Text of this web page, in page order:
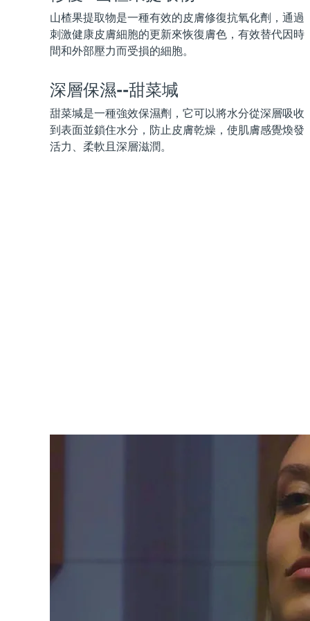
山楂果提取物是一種有效的皮膚修復抗氧化劑，通過
刺激健康皮膚細胞的更新來恢復膚色，有效替代因時
間和外部壓力而受損的細胞。
深層保濕--甜菜堿
甜菜堿是一種強效保濕劑，它可以將水分從深層吸收
到表面並鎖住水分，防止皮膚乾燥，使肌膚感覺煥發
活力、柔軟且深層滋潤。
All acne treatment devices
All revitalizing eye massagers
KIWI™ 皮肤护理
Advanced pore care essentials
Serum
For healthy hair
issa™ Teeth Whitening Gel
18% PAP
護膚品
男士
全部購買